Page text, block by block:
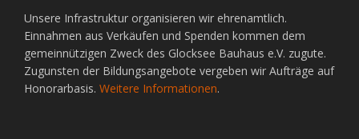
Unsere Infrastruktur organisieren wir ehrenamtlich.
Einnahmen aus Verkäufen und Spenden kommen dem
gemeinnützigen Zweck des Glocksee Bauhaus e.V. zugute.
Zugunsten der Bildungsangebote vergeben wir Aufträge auf
Honorarbasis. Weitere Informationen.